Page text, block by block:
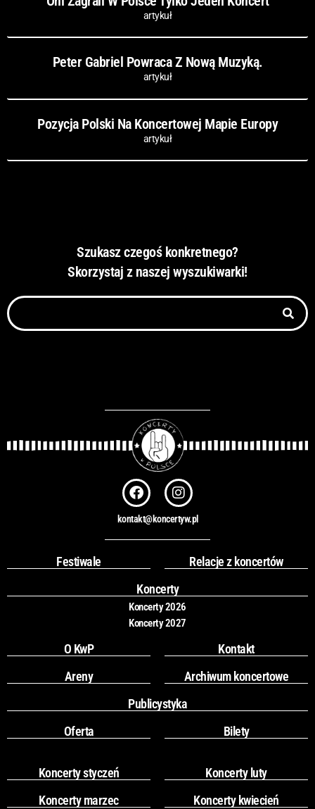
artykuł
Peter Gabriel Powraca Z Nową Muzyką.
artykuł
Pozycja Polski Na Koncertowej Mapie Europy
artykuł
Szukasz czegoś konkretnego?
Skorzystaj z naszej wyszukiwarki!
Szukaj
F
a
c
e
b
o
k
I
n
s
t
a
r
a
m
kontakt@koncertyw.pl
Festiwale
Relacje z koncertów
Koncerty
Koncerty 2026
Koncerty 2027
O KwP
Kontakt
Areny
Archiwum koncertowe
Publicystyka
Oferta
Bilety
Koncerty styczeń
Koncerty luty
Koncerty marzec
Koncerty kwiecień